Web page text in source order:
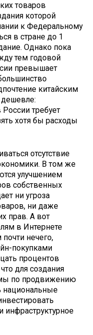
товаров
которой
к Федеральному
в стране до 1
Однако пока
тем годовой
превышает
китайским
требует
хотя бы расходы
отсутствие
В том же
улучшением
собственных
ни угроза
ни даже
прав. А вот
в Интернете
нечего,
покупками
процентов
для создания
по продвижению
национальные
инфраструктурное